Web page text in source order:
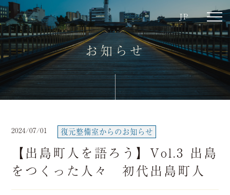
JP
お知らせ
2024/07/01 復元整備室からのお知らせ
【出島町人を語ろう】Vol.3 出島
をつくった人々 初代出島町人